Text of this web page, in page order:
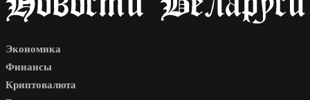
Экономика
Финансы
Криптовалюта